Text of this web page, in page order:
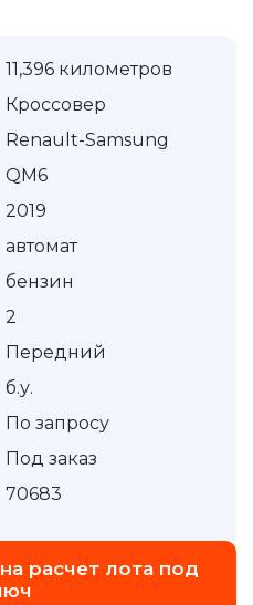
11,396 километров
Кроссовер
Renault-Samsung
QM6
2019
автомат
бензин
2
Передний
б.у.
По запросу
Под заказ
70683
расчет лота под